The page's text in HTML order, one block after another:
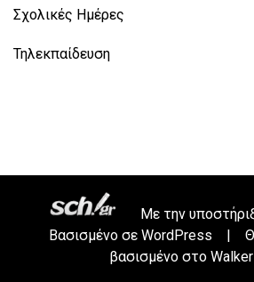
Σχολικές Ημέρες
Τηλεκπαίδευση
Με την
Βασισμένο σε WordPress
βασισμένο στο